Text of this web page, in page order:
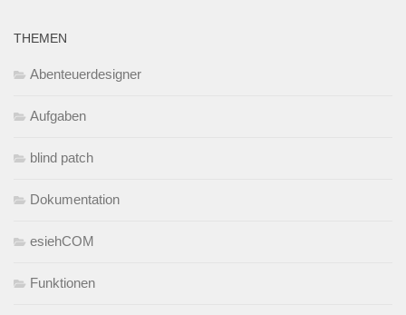
THEMEN
Abenteuerdesigner
Aufgaben
blind patch
Dokumentation
esiehCOM
Funktionen